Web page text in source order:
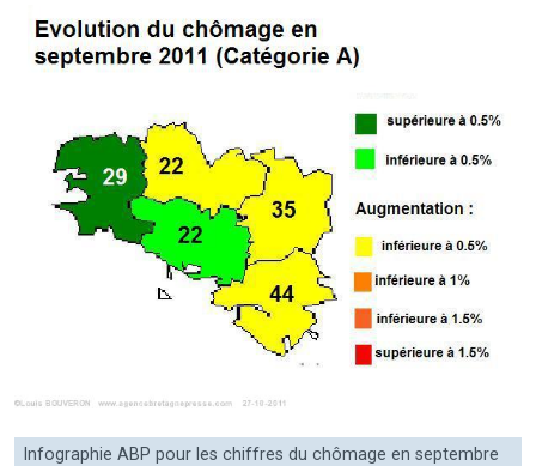
Infographie ABP pour les chiffres du chômage en septembre